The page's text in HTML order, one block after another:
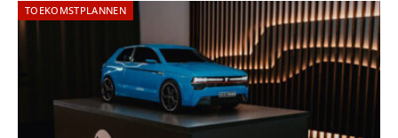
TOEKOMSTPLANNEN